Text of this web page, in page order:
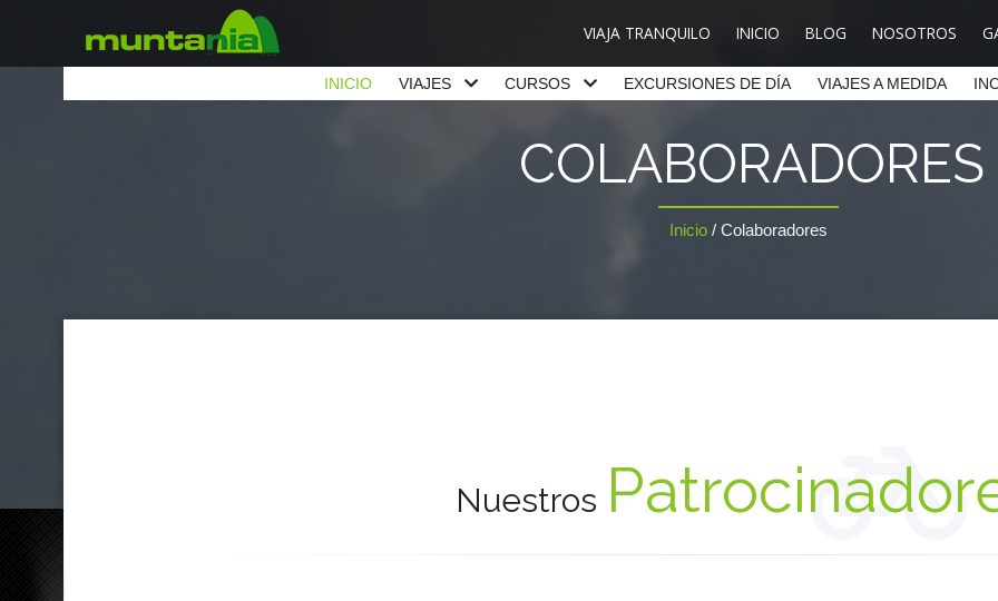
VIAJA TRANQUILO INICIO BLOG NOSOTROS
INICIO VIAJES CURSOS EXCURSIONES DE DÍA VIAJES A MEDIDA
COLABORADORES
Inicio / Colaboradores
Nuestros